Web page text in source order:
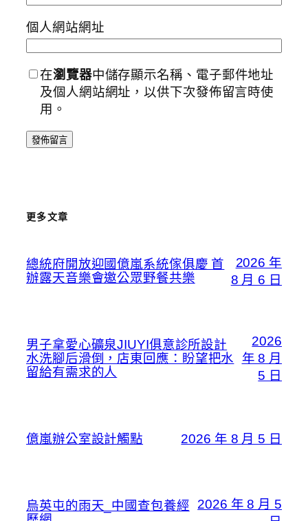
個人網站網址
在瀏覽器中儲存顯示名稱、電子郵件地址
及個人網站網址，以供下次發佈留言時使
用。
更多文章
總統府開放迎國億嵐系統傢俱慶 首
辦露天音樂會邀公眾野餐共樂
2026 年
8 月 6 日
男子拿愛心礦泉JIUYI俱意診所設計
水洗腳后滑倒，店東回應：盼望把水
留給有需求的人
2026
年 8 月
5 日
億嵐辦公室設計觸點 2026 年 8 月 5 日
烏英屯的雨天_中國查包養經
2026 年 8 月 5